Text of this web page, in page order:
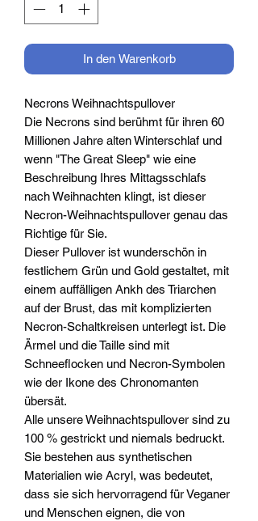
In den Warenkorb
Necrons Weihnachtspullover
Die Necrons sind berühmt für ihren 60
Millionen Jahre alten Winterschlaf und
wenn "The Great Sleep" wie eine
Beschreibung Ihres Mittagsschlafs
nach Weihnachten klingt, ist dieser
Necron-Weihnachtspullover genau das
Richtige für Sie.
Dieser Pullover ist wunderschön in
festlichem Grün und Gold gestaltet, mit
einem auffälligen Ankh des Triarchen
auf der Brust, das mit komplizierten
Necron-Schaltkreisen unterlegt ist. Die
Ärmel und die Taille sind mit
Schneeflocken und Necron-Symbolen
wie der Ikone des Chronomanten
übersät.
Alle unsere Weihnachtspullover sind zu
100 % gestrickt und niemals bedruckt.
Sie bestehen aus synthetischen
Materialien wie Acryl, was bedeutet,
dass sie sich hervorragend für Veganer
und Menschen eignen, die von